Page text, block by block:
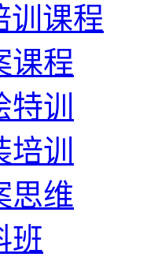
训课程
课程
特训
培训
思维
班